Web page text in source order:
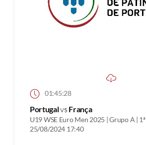
01:45:28
Portugalvs França
U19 WSE Euro Men 2025 | Grupo A |
25/08/2024 17:40